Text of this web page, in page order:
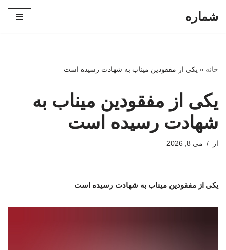
شماره
خانه » یکی از مفقودین میناب به شهادت رسیده است
یکی از مفقودین میناب به
شهادت رسیده است
از می 8, 2026
یکی از مفقودین میناب به شهادت رسیده است